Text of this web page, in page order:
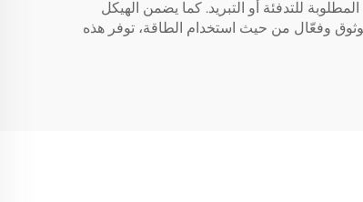
للتدفئة أو التبريد. كما يضمن الهيكل
وفعّال من حيث استخدام الطاقة، توفر هذه